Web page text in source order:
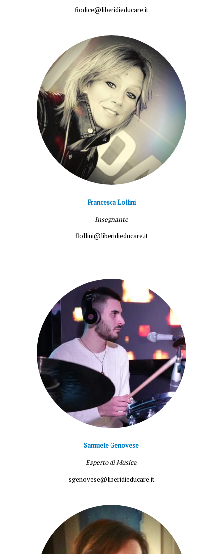
fiodice@liberidieducare.it
Francesca Lollini
Insegnante
flollini@liberidieducare.it
Samuele Genovese
Esperto di Musica
sgenovese@liberidieducare.it